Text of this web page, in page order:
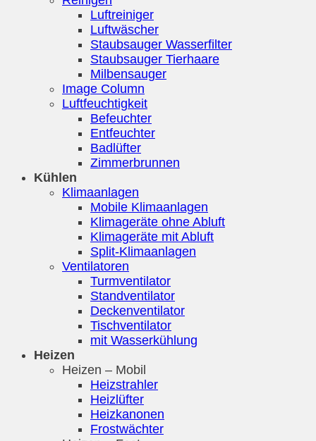
Luftreiniger
Luftwäscher
Staubsauger Wasserfilter
Staubsauger Tierhaare
Milbensauger
Image Column
Luftfeuchtigkeit
Befeuchter
Entfeuchter
Badlüfter
Zimmerbrunnen
Kühlen
Klimaanlagen
Mobile Klimaanlagen
Klimageräte ohne Abluft
Klimageräte mit Abluft
Split-Klimaanlagen
Ventilatoren
Turmventilator
Standventilator
Deckenventilator
Tischventilator
mit Wasserkühlung
Heizen
Heizen – Mobil
Heizstrahler
Heizlüfter
Heizkanonen
Frostwächter